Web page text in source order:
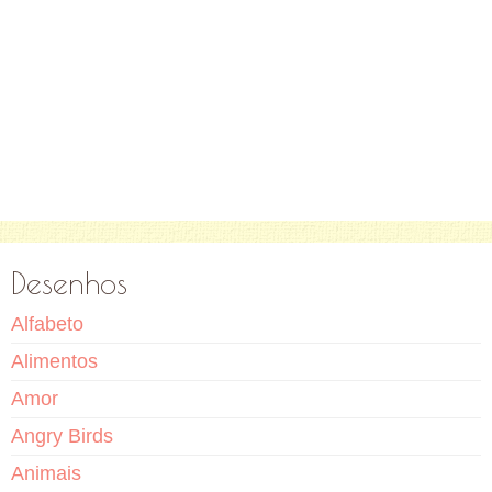
Desenhos
Alfabeto
Alimentos
Amor
Angry Birds
Animais